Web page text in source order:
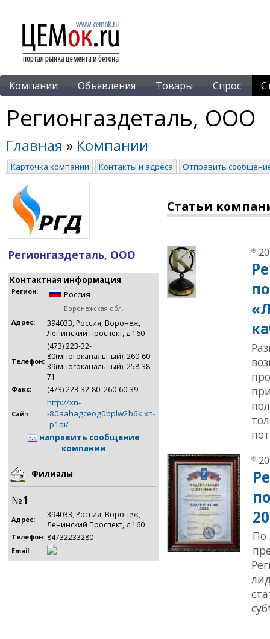
Компании Объявления Товары Спрос
Регионгаздеталь, ООО
Главная » Компании
Карточка компании Контакты и адреса Отправить
Регионгаздеталь, ООО
Контактная информация
Регион: Россия
Воронежская обл.
Адрес:
394033, Россия, Воронеж,
Ленинский Проспект, д.160
Телефон:
(473) 223-32-
80(многоканальный), 260-60-
39(многоканальный), 258-38-
71
Факс: (473) 223-32-80. 260-60-39.
Сайт:
http://xn-
-80aahagceog0bplw2b6k.xn-
-p1ai/
направить сообщение
компании
Филиалы:
№1
Адрес:
394033, Россия, Воронеж,
Ленинский Проспект, д.160
Телефон: 84732233280
Email:
Статьи
По